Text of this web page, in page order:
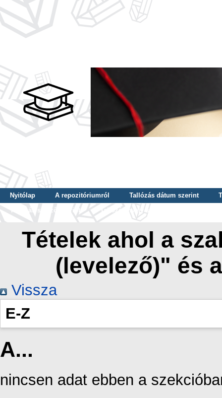
Nyitólap A repozitóriumról Tallózás dátum szerint
Tallózás szerző szerint
Tallózás nyelv szerint
Tételek ahol a
(levelező)" és
Vissza
E-Z
A...
nincsen adat ebben a